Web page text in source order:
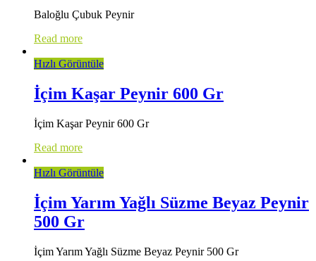
Baloğlu Çubuk Peynir
Read more
Hızlı Görüntüle
İçim Kaşar Peynir 600 Gr
İçim Kaşar Peynir 600 Gr
Read more
Hızlı Görüntüle
İçim Yarım Yağlı Süzme Beyaz Peynir
500 Gr
İçim Yarım Yağlı Süzme Beyaz Peynir 500 Gr